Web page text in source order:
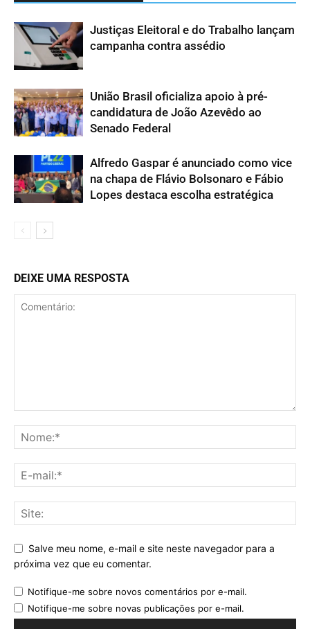
Justiças Eleitoral e do Trabalho lançam
campanha contra assédio
União Brasil oficializa apoio à pré-
candidatura de João Azevêdo ao
Senado Federal
Alfredo Gaspar é anunciado como vice
na chapa de Flávio Bolsonaro e Fábio
Lopes destaca escolha estratégica
DEIXE UMA RESPOSTA
Salve meu nome, e-mail e site neste navegador para a
próxima vez que eu comentar.
Notifique-me sobre novos comentários por e-mail.
Notifique-me sobre novas publicações por e-mail.